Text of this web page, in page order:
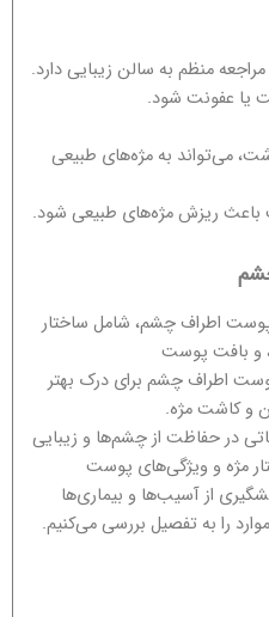
منظم به سالن زیبایی دارد.
عفونت شود.
می‌تواند به مژه‌های طبیعی
باعث ریزش مژه‌های طبیعی شود.
اطراف چشم برای درک بهتر
و کاشت مژه.
در حفاظت از چشم‌ها و زیبایی
مژه و ویژگی‌های پوست
از آسیب‌ها و بیماری‌ها
را به تفصیل بررسی می‌کنیم.